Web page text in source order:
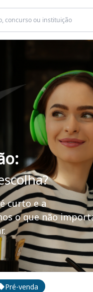
curto e a
o que não
Pré-venda